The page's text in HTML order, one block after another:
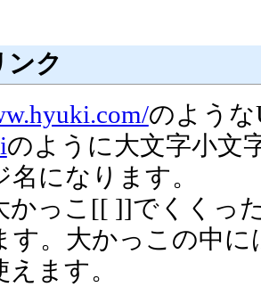
ンク
のよう
のように大文字小文
名になります。
かっこ[[ ]]でくくっ
す。大かっこの中
ます。